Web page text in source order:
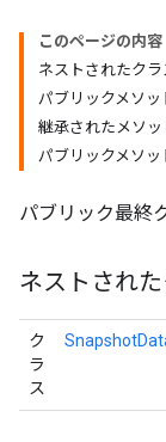
このページの内容
ネストされたクラ
パブリックメソッ
継承されたメソッ
パブリックメソッ
パブリック最終
ネストされ
ク
ラ
ス